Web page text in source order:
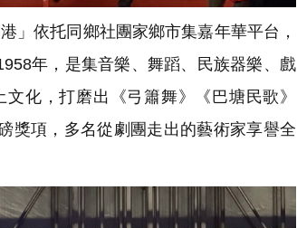
」依托同鄉社團家鄉市集嘉年華平台，
年，是集音樂、舞蹈、民族器樂、戲
化，打磨出《弓簫舞》《巴塘民歌》
獎項，多名從劇團走出的藝術家享譽全